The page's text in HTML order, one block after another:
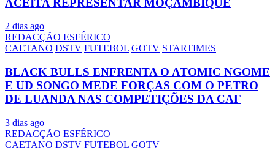
2 dias ago
REDACÇÃO ESFÉRICO
CAETANO DSTV FUTEBOL GOTV STARTIMES
BLACK BULLS ENFRENTA O ATOMIC NGOME
E UD SONGO MEDE FORÇAS COM O PETRO
DE LUANDA NAS COMPETIÇÕES DA CAF
3 dias ago
REDACÇÃO ESFÉRICO
CAETANO DSTV FUTEBOL GOTV